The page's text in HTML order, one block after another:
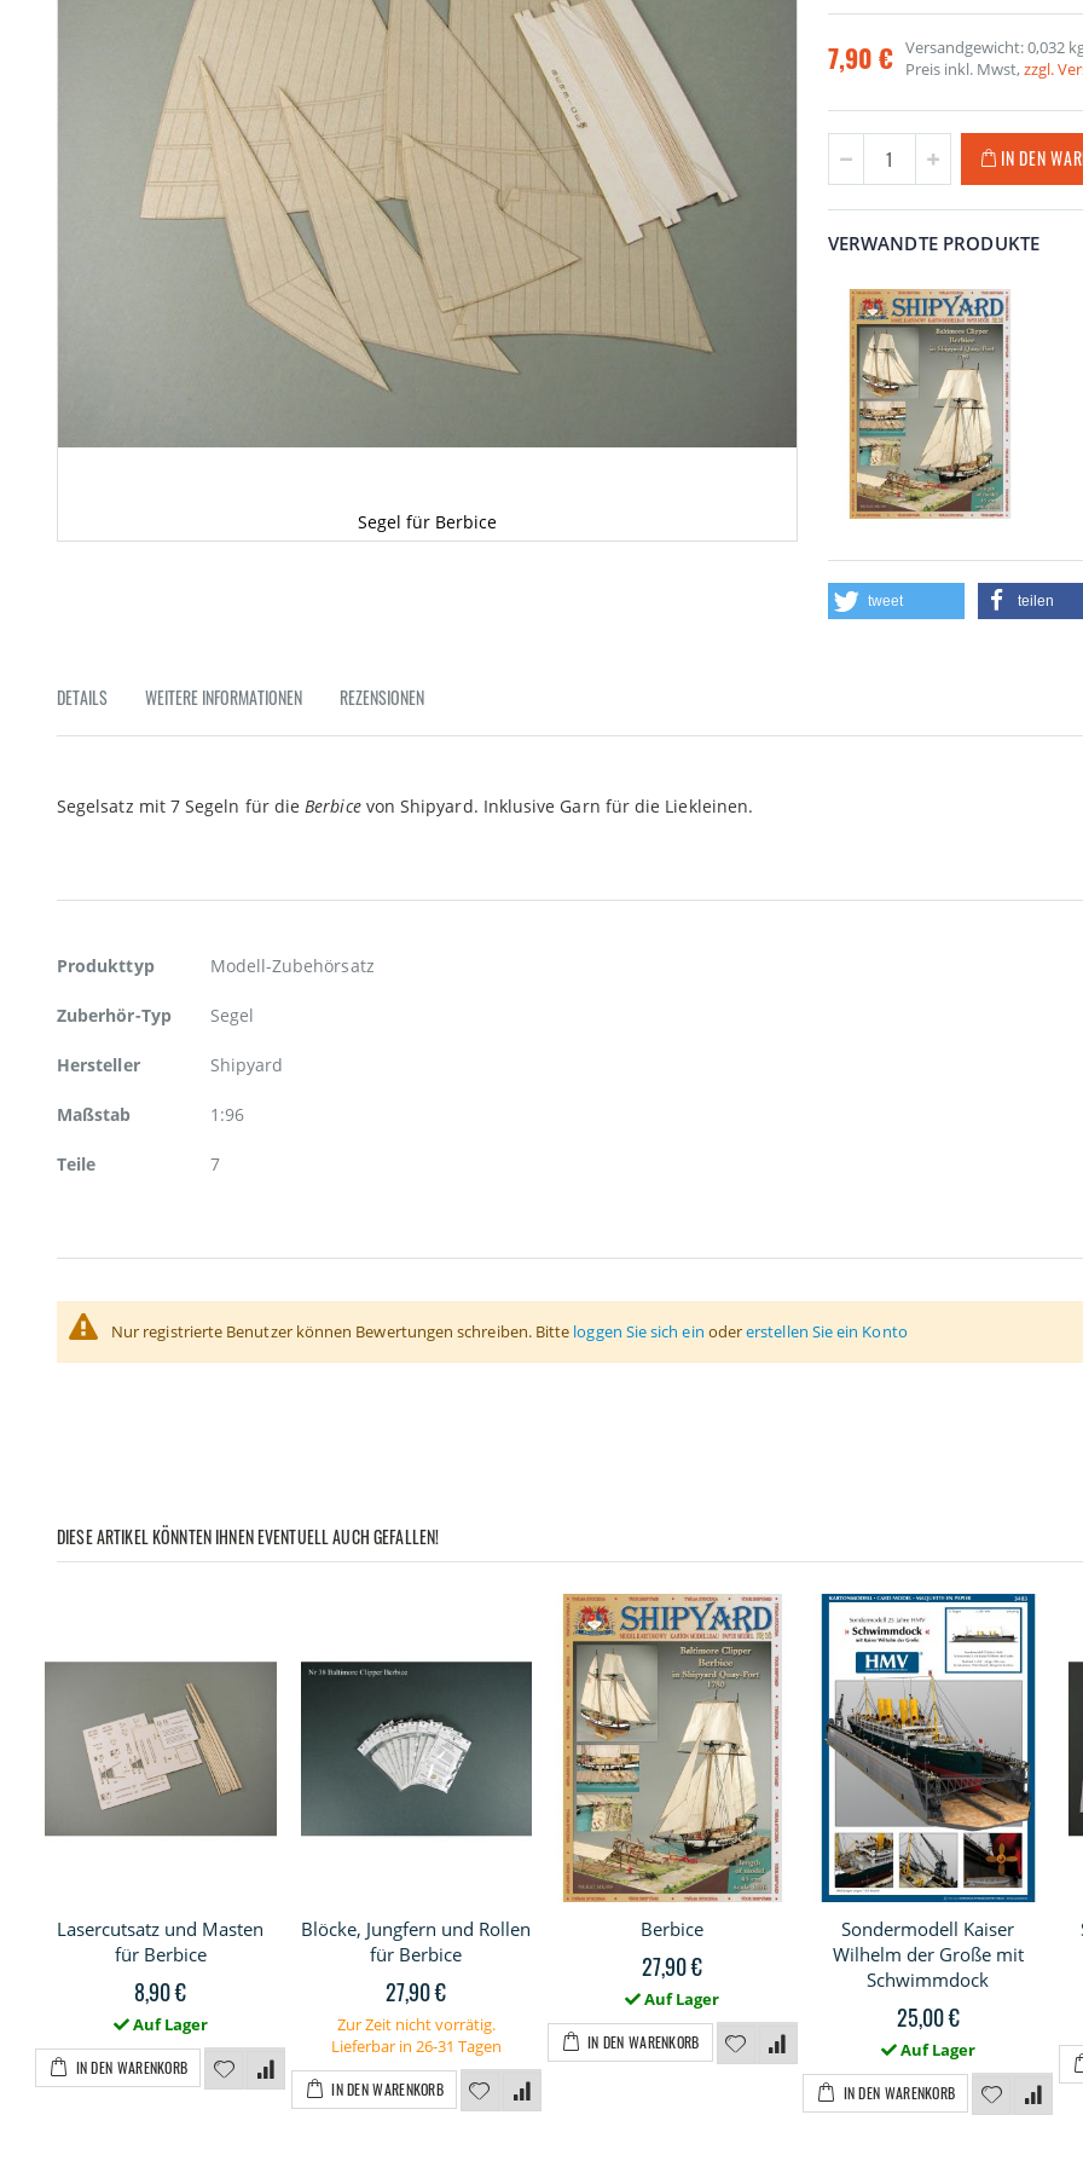
Segel für Berbice
7,90 € Versandgewicht: 0,032
Preis inkl. Mwst,zzgl.
IN DEN
VERWANDTE PRODUKTE
tweet teilen
DETAILS WEITERE INFORMATIONEN REZENSIONEN
Segelsatz mit 7 Segeln für die Berbicevon Shipyard. Inklusive Garn für die Liekleinen.
Weitere
Produkttyp Modell-Zubehörsatz
Zuberhör-Typ Segel
Hersteller Shipyard
Maßstab 1:96
Teile 7
Nur registrierte Benutzer können Bewertungen schreiben. Bitte loggen Sie sich ein odererstellen Sie ein Konto
DIESE ARTIKEL KÖNNTEN IHNEN EVENTUELL AUCH GEFALLEN!
Lasercutsatz und Masten
für Berbice
8,90 €
Auf Lager
IN DEN WARENKORB
Blöcke, Jungfern und Rollen
für Berbice
27,90 €
Zur Zeit nicht vorrätig.
Lieferbar in 26-31 Tagen
IN DEN WARENKORB
Berbice
27,90 €
Auf Lager
IN DEN WARENKORB
Sondermodell Kaiser
Wilhelm der Große mit
Schwimmdock
25,00 €
Auf Lager
IN DEN WARENKORB